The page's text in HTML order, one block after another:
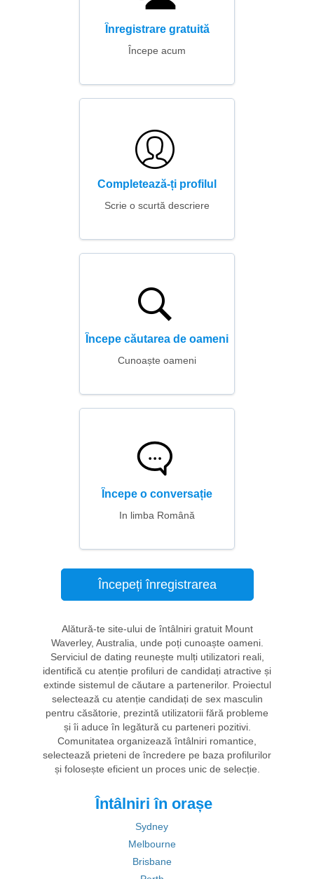
Înregistrare gratuită
Începe acum
Completează-ți profilul
Scrie o scurtă descriere
Începe căutarea de oameni
Cunoaște oameni
Începe o conversație
In limba Română
Începeți înregistrarea
Alătură-te site-ului de întâlniri gratuit Mount
Waverley, Australia, unde poți cunoaște oameni.
Serviciul de dating reunește mulți utilizatori reali,
identifică cu atenție profiluri de candidați atractive și
extinde sistemul de căutare a partenerilor. Proiectul
selectează cu atenție candidați de sex masculin
pentru căsătorie, prezintă utilizatorii fără probleme
și îi aduce în legătură cu parteneri pozitivi.
Comunitatea organizează întâlniri romantice,
selectează prieteni de încredere pe baza profilurilor
și folosește eficient un proces unic de selecție.
Întâlniri în orașe
Sydney
Melbourne
Brisbane